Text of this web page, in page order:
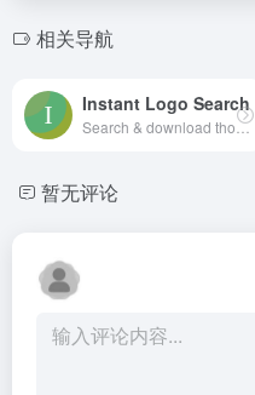
相关导航
Instant Logo Search
Search & download thousands of logos instantly
暂无评论